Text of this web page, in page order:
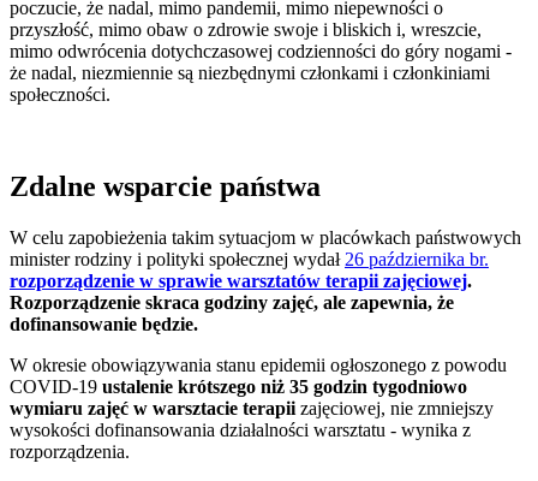
poczucie, że nadal, mimo pandemii, mimo niepewności o
przyszłość, mimo obaw o zdrowie swoje i bliskich i, wreszcie,
mimo odwrócenia dotychczasowej codzienności do góry nogami -
że nadal, niezmiennie są niezbędnymi członkami i członkiniami
społeczności.
Zdalne wsparcie państwa
W celu zapobieżenia takim sytuacjom w placówkach państwowych
minister rodziny i polityki społecznej wydał 26 października br.
rozporządzenie w sprawie warsztatów terapii zajęciowej.
Rozporządzenie skraca godziny zajęć, ale zapewnia, że
dofinansowanie będzie.
W okresie obowiązywania stanu epidemii ogłoszonego z powodu
COVID-19 ustalenie krótszego niż 35 godzin tygodniowo
wymiaru zajęć w warsztacie terapii zajęciowej, nie zmniejszy
wysokości dofinansowania działalności warsztatu - wynika z
rozporządzenia.